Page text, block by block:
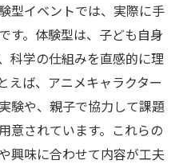
型イベントでは、実際に手
す。体験型は、子ども自身
科学の仕組みを直感的に理
えば、アニメキャラクター
験や、親子で協力して課題
意されています。これらの
興味に合わせて内容が工夫